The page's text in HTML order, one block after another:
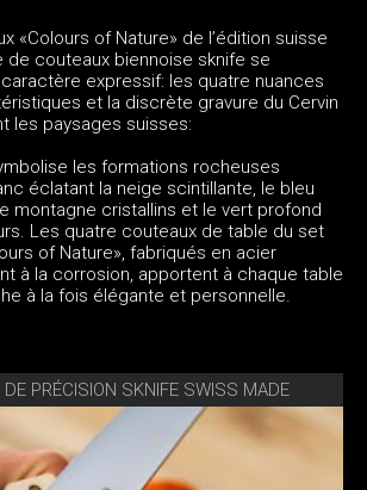
«Colours of Nature» de l’édition suisse
de couteaux biennoise sknife se
expressif: les quatre nuances
et la discrète gravure du Cervin
les paysages suisses:
les formations rocheuses
éclatant la neige scintillante, le bleu
montagne cristallins et le vert profond
Les quatre couteaux de table du set
of Nature», fabriqués en acier
à la corrosion, apportent à chaque table
à la fois élégante et personnelle.
PRÉCISION SKNIFE SWISS MADE